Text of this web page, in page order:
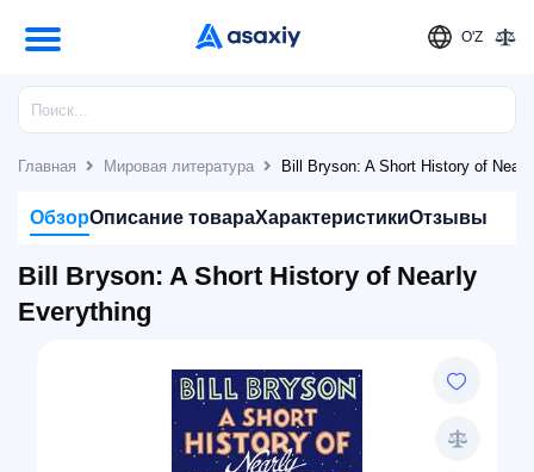
O'Z
Главная Мировая литература Bill Bryson: A Short History of
ОбзорОписание товараХарактеристикиОтзывы
Bill Bryson: A Short History of Nearly
Everything